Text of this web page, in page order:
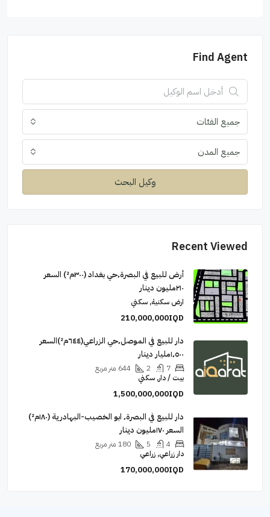
Find Agent
جميع الفئات
جميع المدن
وكيل البحث
Recent Viewed
أرض للبيع في البصرة٬حي بغداد (٣٠٠م²) السعر
٢١٠مليون دينار
ارض سكنية, سكني
210,000,000IQD
دار للبيع في الموصل٬حي الزراعي(٦٤٤م²)السعر
١٬٥٠٠مليار دينار
7
2
644 متر مربع
بيت / دار, سكني
1,500,000,000IQD
دار للبيع في البصرة٬ ابو الخصيب-البهادرية (١٨٠م²)
السعر ١٧٠مليون دينار
4
5
180 متر مربع
دار زراعي, زراعي
170,000,000IQD